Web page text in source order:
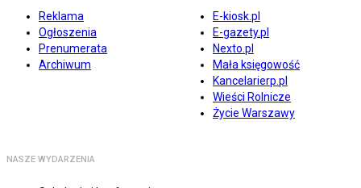
Reklama
Ogłoszenia
Prenumerata
Archiwum
E-kiosk.pl
E-gazety.pl
Nexto.pl
Mała księgowość
Kancelarierp.pl
Wieści Rolnicze
Życie Warszawy
NASZE WYDARZENIA